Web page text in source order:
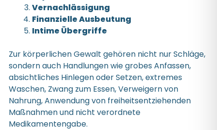
Vernachlässigung
Finanzielle Ausbeutung
Intime Übergriffe
Zur körperlichen Gewalt gehören nicht nur Schläge,
sondern auch Handlungen wie grobes Anfassen,
absichtliches Hinlegen oder Setzen, extremes
Waschen, Zwang zum Essen, Verweigern von
Nahrung, Anwendung von freiheitsentziehenden
Maßnahmen und nicht verordnete
Medikamentengabe.